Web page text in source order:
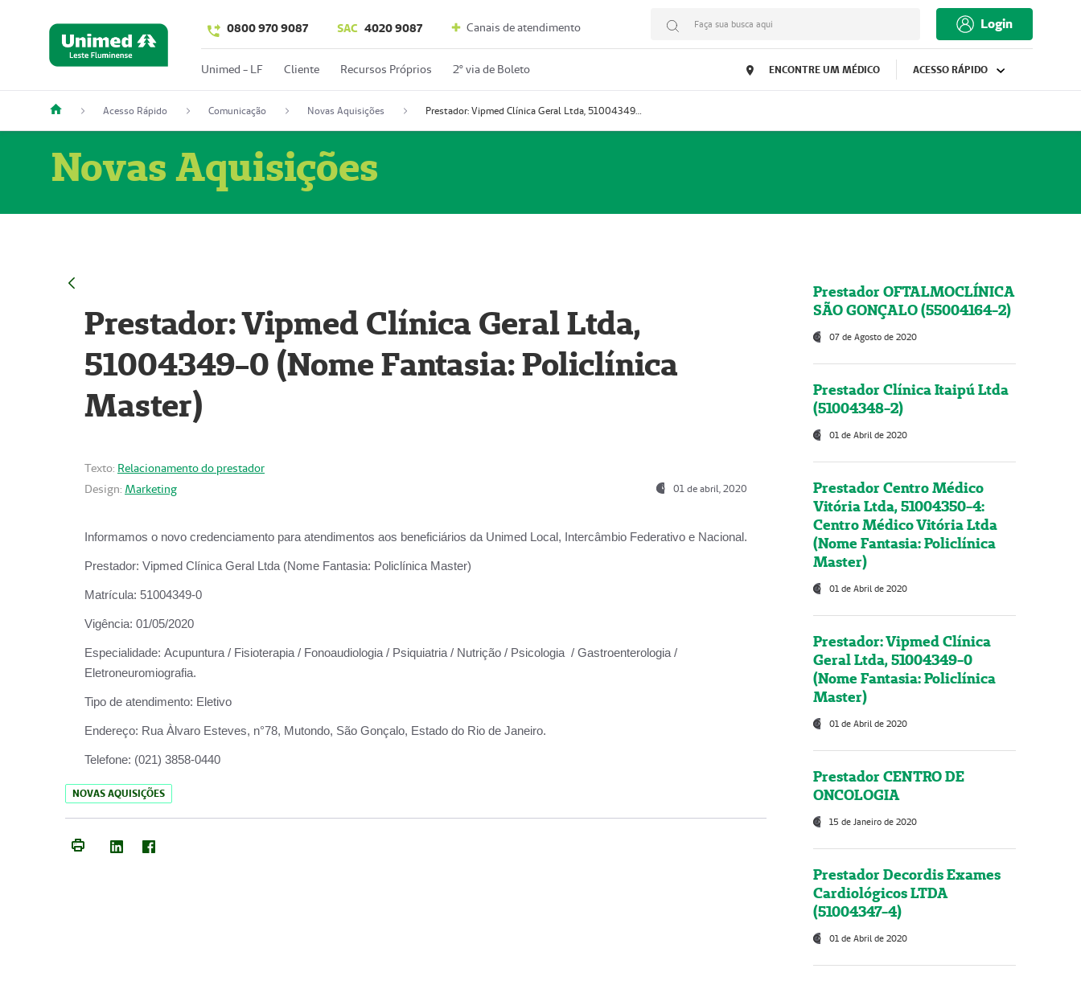
0800 970 9087 SAC 4020 9087 Canais de atendimento Faça sua busca aqui Login
Unimed - LF Cliente Recursos Próprios 2º via de Boleto ENCONTRE UM MÉDICO ACESSO RÁPIDO
Acesso Rápido Comunicação Novas Aquisições Prestador: Vipmed Clínica Geral Ltda, 51004349-0 (Nome Fantasia: Policlínica Master)
Novas Aquisições
Prestador: Vipmed Clínica Geral Ltda,
51004349-0 (Nome Fantasia: Policlínica
Master)
Texto: Relacionamento do prestador
Design: Marketing 01 de abril, 2020
Informamos o novo credenciamento para atendimentos aos beneficiários da Unimed Local, Intercâmbio Federativo e Nacional.
Prestador: Vipmed Clínica Geral Ltda (Nome Fantasia: Policlínica Master)
Matrícula: 51004349-0
Vigência: 01/05/2020
Especialidade: Acupuntura / Fisioterapia / Fonoaudiologia / Psiquiatria / Nutrição / Psicologia / Gastroenterologia /
Eletroneuromiografia.
Tipo de atendimento: Eletivo
Endereço: Rua Àlvaro Esteves, n°78, Mutondo, São Gonçalo, Estado do Rio de Janeiro.
Telefone: (021) 3858-0440
NOVAS AQUISIÇÕES
Prestador OFTALMOCLÍNICA
SÃO GONÇALO (55004164-2)
07 de Agosto de 2020
Prestador Clínica Itaipú Ltda
(51004348-2)
01 de Abril de 2020
Prestador Centro Médico
Vitória Ltda, 51004350-4:
Centro Médico Vitória Ltda
(Nome Fantasia: Policlínica
Master)
01 de Abril de 2020
Prestador: Vipmed Clínica
Geral Ltda, 51004349-0
(Nome Fantasia: Policlínica
Master)
01 de Abril de 2020
Prestador CENTRO DE
ONCOLOGIA
15 de Janeiro de 2020
Prestador Decordis Exames
Cardiológicos LTDA
(51004347-4)
01 de Abril de 2020